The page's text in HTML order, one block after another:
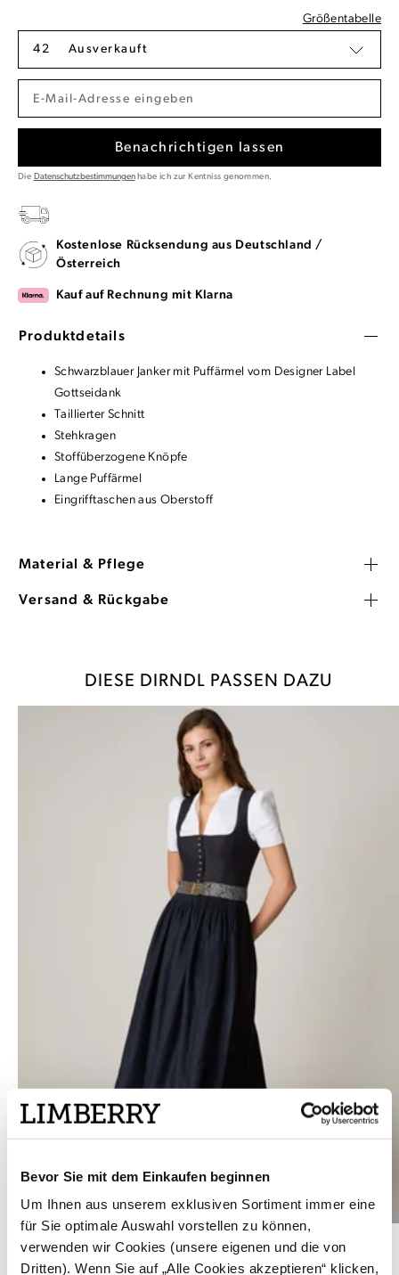
Bevor Sie mit dem Einkaufen beginnen
Um Ihnen aus unserem exklusiven Sortiment immer eine
für Sie optimale Auswahl vorstellen zu können,
verwenden wir Cookies (unsere eigenen und die von
Dritten). Wenn Sie auf „Alle Cookies akzeptieren“ klicken,
Größentabelle
42 Ausverkauft
Benachrichtigen lassen
Die Datenschutzbestimmungenhabe ich zur Kentniss genommen.
Kostenlose Rücksendung aus Deutschland /
Österreich
Kauf auf Rechnung mit Klarna
Produktdetails
Schwarzblauer Janker mit Puffärmel vom Designer Label
Gottseidank
Taillierter Schnitt
Stehkragen
Stoffüberzogene Knöpfe
Lange Puffärmel
Eingrifftaschen aus Oberstoff
Material & Pflege
Versand & Rückgabe
DIESE DIRNDL PASSEN DAZU
Schwarzblaues Dirndl mit Faltenrock - MONIKA SCHWARZBLAU